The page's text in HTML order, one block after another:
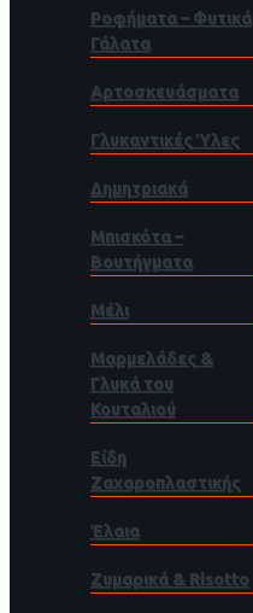
Ροφήματα – Φυτικά
Γάλατα
Αρτοσκευάσματα
Γλυκαντικές Ύλες
Δημητριακά
Μπισκότα –
Βουτήγματα
Μέλι
Μαρμελάδες &
Γλυκά του
Κουταλιού
Είδη
Ζαχαροπλαστικής
Έλαια
Ζυμαρικά & Risotto